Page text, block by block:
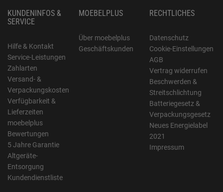
KUNDENINFOS &
SERVICE
Hilfe & Kontakt
Service-Leistungen
Zahlarten
Versand- &
Verpackungskosten
Verfügbarkeit &
Lieferzeiten
moebelplus
Bewertungen
5 Jahre Garantie
Altgeräte-
Entsorgung
Kundendienstliste
MOEBELPLUS
Über moebelplus
Geschäftskunden
RECHTLICHES
Datenschutz
Cookie-Einstellungen
AGB
Vertrag widerrufen
Beschwerden &
Streitschlichtung
Batteriegesetz &
Verpackungsgesetz
Neues Energielabel
2021
Impressum